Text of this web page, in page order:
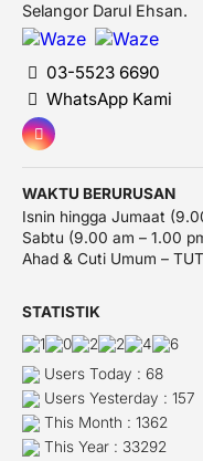
Selangor Darul Ehsan.
03-5523 6690
WhatsApp Kami
WAKTU BERURUSAN
Isnin hingga Jumaat
Sabtu (9.00 am – 1.00
Ahad & Cuti Umum –
STATISTIK
Users Today : 68
Users Yesterday : 157
This Month : 1362
This Year : 33292